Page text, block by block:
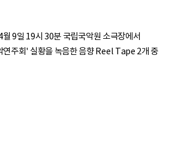
9일 19시 30분 국립국악원 소극장에서
연주회' 실황을 녹음한 음향 Reel Tape 2개 중